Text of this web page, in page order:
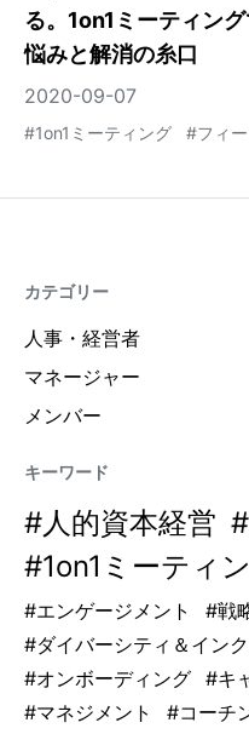
る。1on1ミーティン
悩みと解消の糸口
2020-09-07
#1on1ミーティング #フィ
カテゴリー
人事・経営者
マネージャー
メンバー
キーワード
#人的資本経営 #
#1on1ミーティ
#エンゲージメント #戦
#ダイバーシティ＆イン
#オンボーディング #キ
#マネジメント #コーチ